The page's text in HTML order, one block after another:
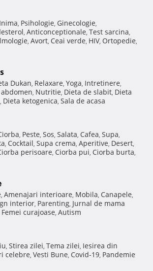
Inima, Psihologie, Ginecologie,
, Anticonceptionale, Test sarcina,
, Avort, Ceai verde, HIV, Ortopedie,
Dukan, Relaxare, Yoga, Intretinere,
, Nutritie, Dieta de slabit, Dieta
, Dieta ketogenica, Sala de acasa
, Peste, Sos, Salata, Cafea, Supa,
, Cocktail, Supa crema, Aperitive, Desert,
perisoare, Ciorba pui, Ciorba burta,
, Amenajari interioare, Mobila, Canapele,
interior, Parenting, Jurnal de mama
Femei curajoase, Autism
, Stirea zilei, Tema zilei, Iesirea din
celebre, Vesti Bune, Covid-19, Pandemie